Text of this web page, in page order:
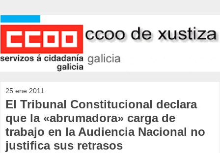
25 ene 2011
El Tribunal Constitucional declara
que la «abrumadora» carga de
trabajo en la Audiencia Nacional no
justifica sus retrasos